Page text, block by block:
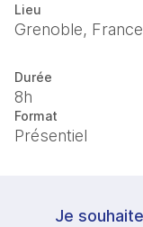
Lieu
Grenoble, France
Durée
8h
Format
Présentiel
Je